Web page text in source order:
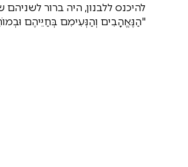
להיכנס ללבנון, היה ברור
"הַנֶּאֱהָבִים וְהַנְּעִימִם בְּחַיֵּיהֶם